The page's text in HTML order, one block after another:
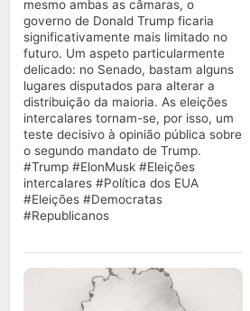
mesmo ambas as câmaras, o
governo de Donald Trump ficaria
significativamente mais limitado no
futuro. Um aspeto particularmente
delicado: no Senado, bastam alguns
lugares disputados para alterar a
distribuição da maioria. As eleições
intercalares tornam-se, por isso, um
teste decisivo à opinião pública sobre
o segundo mandato de Trump.
#Trump #ElonMusk #Eleições
intercalares #Política dos EUA
#Eleições #Democratas
#Republicanos